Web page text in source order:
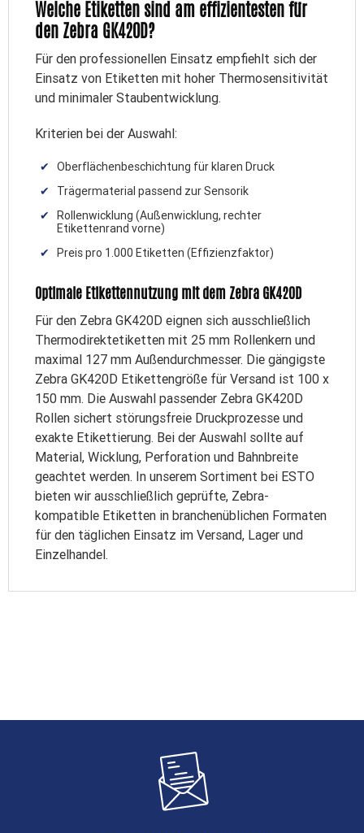
Welche Etiketten sind am effizientesten für
den Zebra GK420D?
Für den professionellen Einsatz empfiehlt sich der
Einsatz von Etiketten mit hoher Thermosensitivität
und minimaler Staubentwicklung.
Kriterien bei der Auswahl:
Oberflächenbeschichtung für klaren Druck
Trägermaterial passend zur Sensorik
Rollenwicklung (Außenwicklung, rechter
Etikettenrand vorne)
Preis pro 1.000 Etiketten (Effizienzfaktor)
Optimale Etikettennutzung mit dem Zebra GK420D
Für den Zebra GK420D eignen sich ausschließlich
Thermodirektetiketten mit 25 mm Rollenkern und
maximal 127 mm Außendurchmesser. Die gängigste
Zebra GK420D Etikettengröße für Versand ist 100 x
150 mm. Die Auswahl passender Zebra GK420D
Rollen sichert störungsfreie Druckprozesse und
exakte Etikettierung. Bei der Auswahl sollte auf
Material, Wicklung, Perforation und Bahnbreite
geachtet werden. In unserem Sortiment bei ESTO
bieten wir ausschließlich geprüfte, Zebra-
kompatible Etiketten in branchenüblichen Formaten
für den täglichen Einsatz im Versand, Lager und
Einzelhandel.